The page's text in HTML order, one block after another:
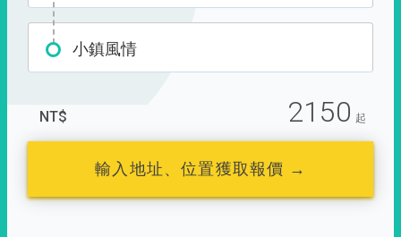
小鎮風情
NT$ 2150 起
輸入地址、位置獲取報價 →